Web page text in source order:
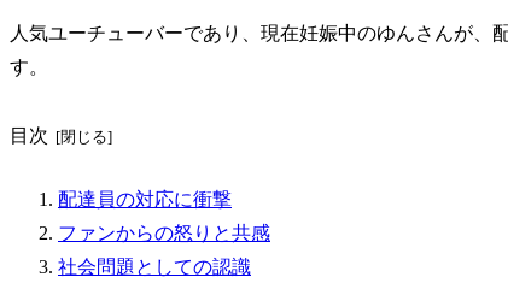
人気ユーチューバーであり、現在妊娠中のゆんさんが、
す。
目次
配達員の対応に衝撃
ファンからの怒りと共感
社会問題としての認識